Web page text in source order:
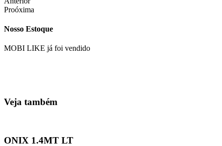
Proóxima
Nosso Estoque
MOBI LIKE já foi vendido
Veja também
ONIX 1.4MT LT